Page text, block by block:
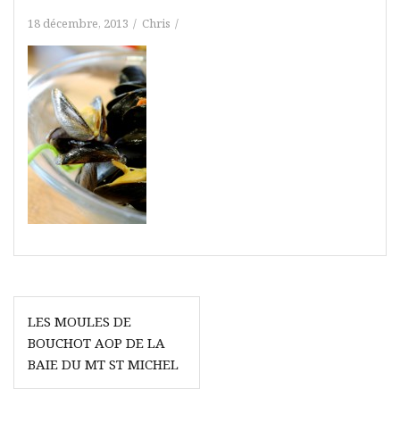
18 décembre, 2013 Chris
Navigation
de
l’article
LES MOULES DE
BOUCHOT AOP DE LA
BAIE DU MT ST MICHEL